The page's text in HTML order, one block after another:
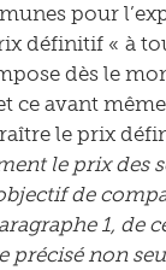
pour
définitif « à
dès le
ce avant
le prix
le prix des
de
1, de
précisé non